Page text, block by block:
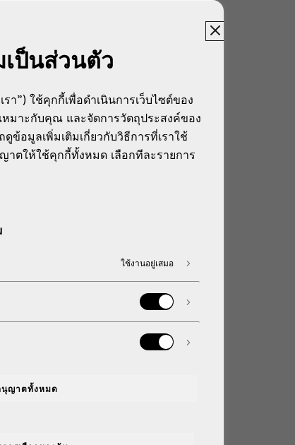
ป็นส่วนตัว
า”) ใช้คุกกี้เพื่อดำเนินการเว็บไซต์ของ
หมาะกับคุณ และจัดการวัตถุประสงค์ของ
ข้อมูลเพิ่มเติมเกี่ยวกับวิธีการที่เราใช้
ตให้ใช้คุกกี้ทั้งหมด เลือกทีละรายการ
ใช้งานอยู่เสมอ
นุญาตทั้งหมด